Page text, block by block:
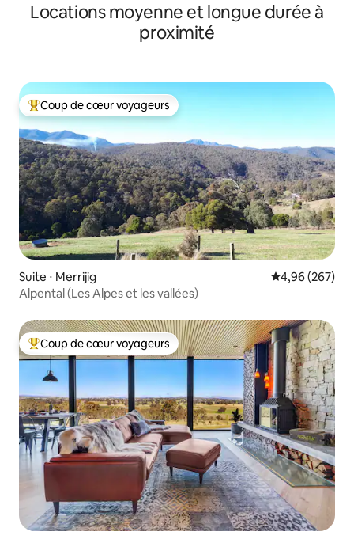
Locations moyenne et longue durée à
proximité
Coups de cœur voyageurs les plus appréciés
Coup de cœur voyageurs
Suite ⋅ Merrijig Évaluation
4,96 (267)
Alpental (Les Alpes et les vallées)
Coups de cœur voyageurs les plus appréciés
Coup de cœur voyageurs